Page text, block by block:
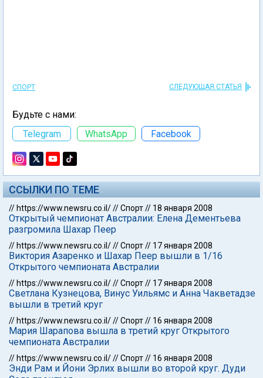
СПОРТ СЛЕДУЮЩАЯ СТАТЬЯ
Будьте с нами:
Telegram
WhatsApp Facebook
ССЫЛКИ ПО ТЕМЕ
// https://www.newsru.co.il///Спорт// 18 января 2008
Открытый чемпионат Австралии: Елена Дементьева
разгромила Шахар Пеер
// https://www.newsru.co.il///Спорт// 17 января 2008
Виктория Азаренко и Шахар Пеер вышли в 1/16
Открытого чемпионата Австралии
// https://www.newsru.co.il///Спорт// 17 января 2008
Светлана Кузнецова, Винус Уильямс и Анна Чакветадзе
вышли в третий круг
// https://www.newsru.co.il///Спорт// 16 января 2008
Мария Шарапова вышла в третий круг Открытого
чемпионата Австралии
// https://www.newsru.co.il///Спорт// 16 января 2008
Энди Рам и Йони Эрлих вышли во второй круг. Дуди